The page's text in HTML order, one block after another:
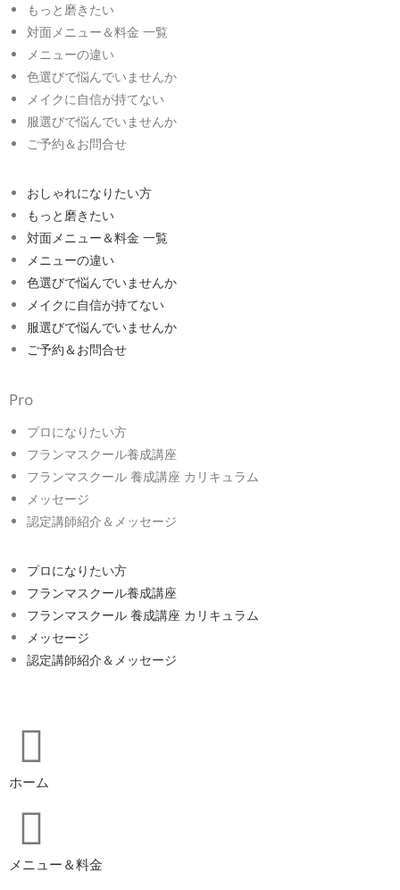
もっと磨きたい
対面メニュー＆料金 一覧
メニューの違い
色選びで悩んでいませんか
メイクに自信が持てない
服選びで悩んでいませんか
ご予約＆お問合せ
おしゃれになりたい方
もっと磨きたい
対面メニュー＆料金 一覧
メニューの違い
色選びで悩んでいませんか
メイクに自信が持てない
服選びで悩んでいませんか
ご予約＆お問合せ
Pro
プロになりたい方
フランマスクール養成講座
フランマスクール 養成講座 カリキュラム
メッセージ
認定講師紹介＆メッセージ
プロになりたい方
フランマスクール養成講座
フランマスクール 養成講座 カリキュラム
メッセージ
認定講師紹介＆メッセージ
ホーム
メニュー＆料金